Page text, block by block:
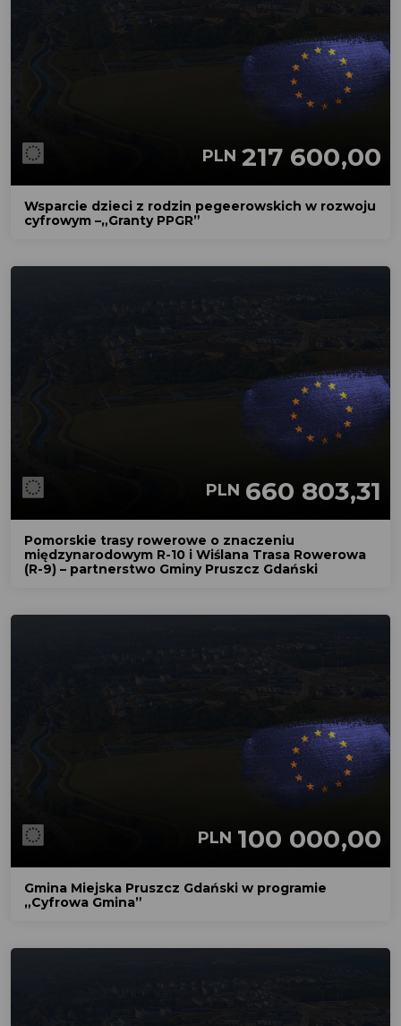
PLN 217 600,00
Wsparcie dzieci z rodzin pegeerowskich w rozwoju
cyfrowym –„Granty PPGR”
PLN 660 803,31
Pomorskie trasy rowerowe o znaczeniu
międzynarodowym R-10 i Wiślana Trasa Rowerowa
(R-9) – partnerstwo Gminy Pruszcz Gdański
PLN 100 000,00
Gmina Miejska Pruszcz Gdański w programie
„Cyfrowa Gmina”